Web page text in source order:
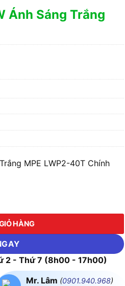
Ánh Sáng Trắng
MPE LWP2-40T Chính
MPE LWP2-40T số lượng
HÀNG
2 - Thứ 7 (8h00 - 17h00)
Mr. Lâm (0901.940.968)